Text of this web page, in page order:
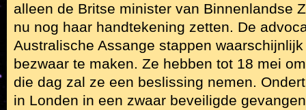
alleen de Britse minister van Binnenlandse
nu nog haar handtekening zetten. De
Australische Assange stappen
bezwaar te maken. Ze hebben tot 18 mei
die dag zal ze een beslissing nemen.
in Londen in een zwaar beveiligde